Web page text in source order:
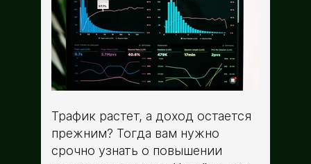
Трафик растет, а доход остается
прежним? Тогда вам нужно
срочно узнать о повышении